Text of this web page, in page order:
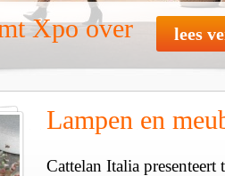
Xpo over lees
Lampen en
Cattelan Italia